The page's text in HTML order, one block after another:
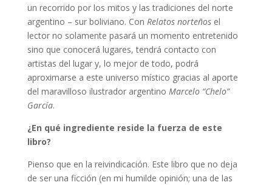
un recorrido por los mitos y las tradiciones del norte
argentino – sur boliviano. Con Relatos norteñosel
lector no solamente pasará un momento entretenido
sino que conocerá lugares, tendrá contacto con
artistas del lugar y, lo mejor de todo, podrá
aproximarse a este universo místico gracias al aporte
del maravilloso ilustrador argentino Marcelo “Chelo”
García.
¿En qué ingrediente reside la fuerza de este
libro?
Pienso que en la reivindicación. Este libro que no deja
de ser una ficción (en mi humilde opinión; una de las